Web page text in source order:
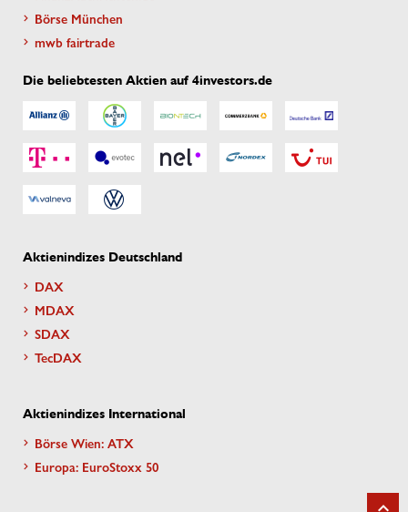
Börse München
mwb fairtrade
Die beliebtesten Aktien auf 4investors.de
Aktienindizes Deutschland
DAX
MDAX
SDAX
TecDAX
Aktienindizes International
Börse Wien: ATX
Europa: EuroStoxx 50